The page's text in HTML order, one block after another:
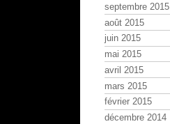
septembre 2015
août 2015
juin 2015
mai 2015
avril 2015
mars 2015
février 2015
décembre 2014